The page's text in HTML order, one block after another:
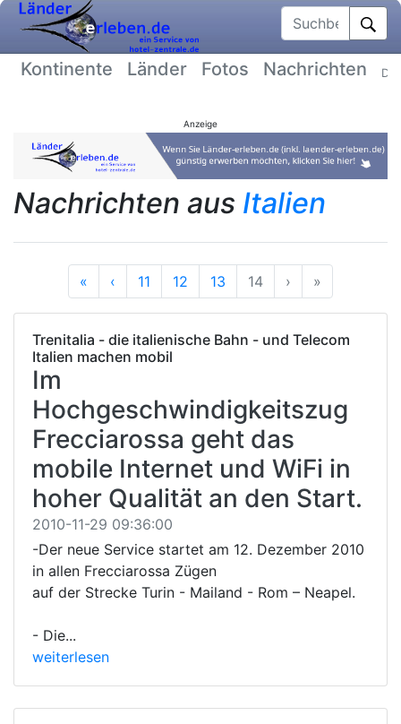
Suchbegriff
Kontinente Länder Fotos Nachrichten
Anzeige
Nachrichten aus Italien
« Anfang
‹ Vorherige
11 12 13 14 › Nächste
»
Trenitalia - die italienische Bahn - und Telecom
Italien machen mobil
Im
Hochgeschwindigkeitszug
Frecciarossa geht das
mobile Internet und WiFi in
hoher Qualität an den Start.
2010-11-29 09:36:00
-Der neue Service startet am 12. Dezember 2010
in allen Frecciarossa Zügen
auf der Strecke Turin - Mailand - Rom – Neapel.
- Die...
weiterlesen